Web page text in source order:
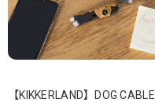
【KIKKERLAND】DOG CABLE